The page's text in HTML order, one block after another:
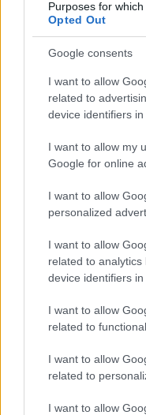
Purposes for which
Opted Out
Google consents
I want to allow
related to
device identifiers in
I want to allow my
Google for online
I want to allow
personalized
I want to allow
related to
device identifiers in
I want to allow
related to
I want to allow
related to
I want to allow
Η ΣΤΗΛΗ ΜΑΣ